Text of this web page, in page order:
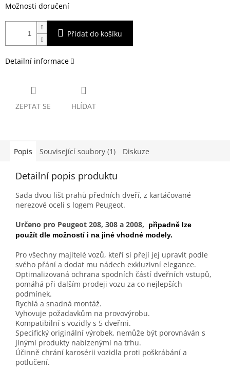
Možnosti doručení
Přidat do košíku
Detailní informace
ZEPTAT SE HLÍDAT
Popis Související soubory (1) Diskuze
Detailní popis produktu
Sada dvou lišt prahů předních dveří, z kartáčované
nerezové oceli s logem Peugeot.
Určeno pro Peugeot 208, 308 a 2008,
připadně lze
použít dle možností i na jiné vhodné modely.
Pro všechny majitelé vozů, kteří si přejí jej upravit podle
svého přání a dodat mu nádech exkluzivní elegance.
Optimalizovaná ochrana spodních částí dveřních vstupů,
pomáhá při dalším prodeji vozu za co nejlepších
podmínek.
Rychlá a snadná montáž.
Vyhovuje požadavkům na provovýrobu.
Kompatibilní s vozidly s 5 dveřmi.
Specifický originální výrobek, nemůže být porovnáván s
jinými produkty nabízenými na trhu.
Účinně chrání karosérii vozidla proti poškrábání a
potlučení.